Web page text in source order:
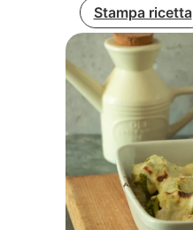
Stampa ricetta